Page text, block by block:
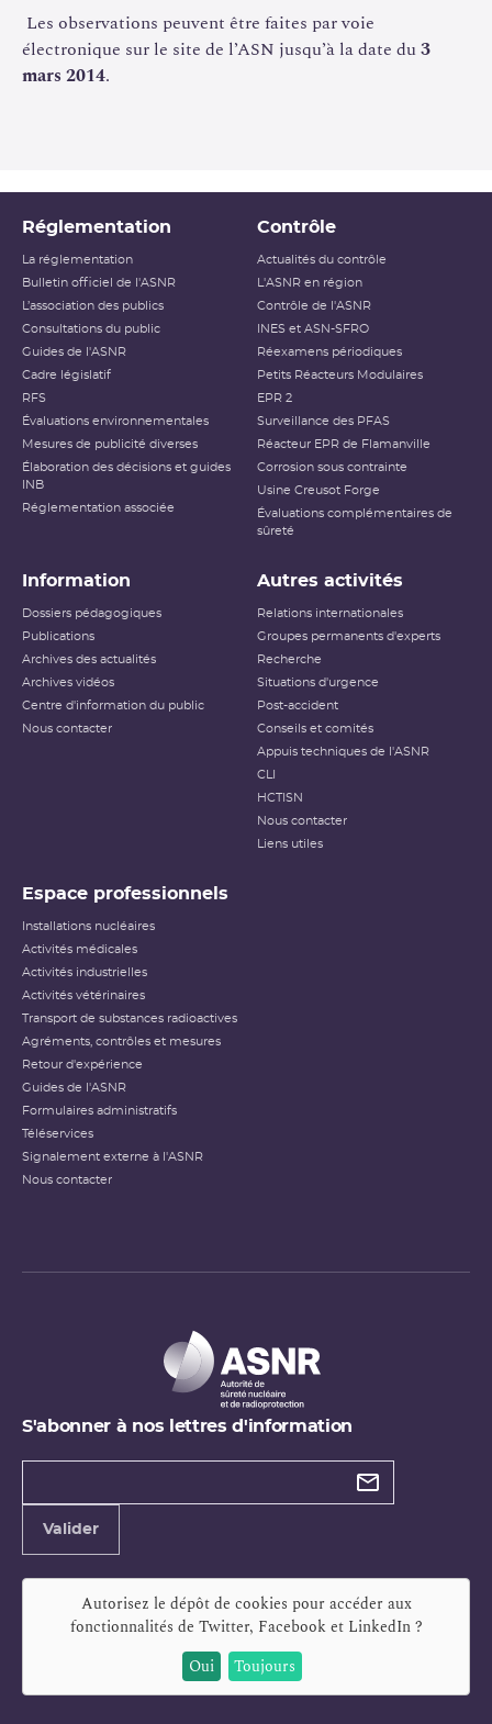
Les observations peuvent être faites par voie
électronique sur le site de l’ASN jusqu’à la date du3
mars 2014.
Réglementation
La réglementation
Bulletin officiel de l'ASNR
L’association des publics
Consultations du public
Guides de l'ASNR
Cadre législatif
RFS
Évaluations environnementales
Mesures de publicité diverses
Élaboration des décisions et guides
INB
Réglementation associée
Contrôle
Actualités du contrôle
L'ASNR en région
Contrôle de l'ASNR
INES et ASN-SFRO
Réexamens périodiques
Petits Réacteurs Modulaires
EPR 2
Surveillance des PFAS
Réacteur EPR de Flamanville
Corrosion sous contrainte
Usine Creusot Forge
Évaluations complémentaires de
sûreté
Information
Dossiers pédagogiques
Publications
Archives des actualités
Archives vidéos
Centre d'information du public
Nous contacter
Autres activités
Relations internationales
Groupes permanents d'experts
Recherche
Situations d'urgence
Post-accident
Conseils et comités
Appuis techniques de l'ASNR
CLI
HCTISN
Nous contacter
Liens utiles
Espace professionnels
Installations nucléaires
Activités médicales
Activités industrielles
Activités vétérinaires
Transport de substances radioactives
Agréments, contrôles et mesures
Retour d'expérience
Guides de l'ASNR
Formulaires administratifs
Téléservices
Signalement externe à l'ASNR
Nous contacter
S'abonner à nos lettres d'information
Types de
Valider
Autorisez le dépôt de cookies pour accéder aux
fonctionnalités de Twitter, Facebook et LinkedIn?
Oui
Toujours